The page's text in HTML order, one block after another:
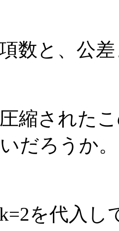
数と、公
縮されたこ
だろうか。
を代入し